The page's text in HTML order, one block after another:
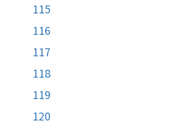
115
116
117
118
119
120